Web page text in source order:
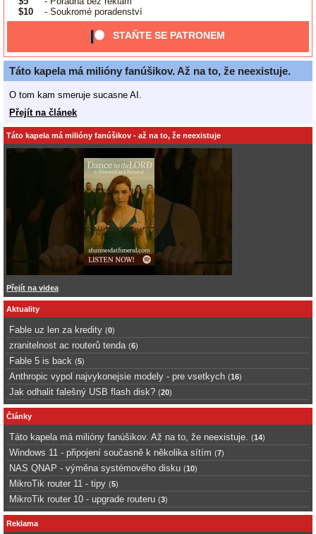
$10
- Soukromé poradenství
STAŇTE SE PATRONEM
Táto kapela má milióny fanúšikov. Až na to, že neexistuje.
O tom kam smeruje sucasne AI.
Přejít na článek
Táto kapela má milióny fanúšikov - až na to, že neexistuje
Přejít na videa
Aktuality
Fable uz len za kredity (0)
zranitelnost ac routerů tenda (6)
Fable 5 is back (5)
Anthropic vypol najvykonejsie modely - pre vsetkych (16)
Jak odhalit falešný USB flash disk? (20)
Články
Táto kapela má milióny fanúšikov. Až na to, že neexistuje. (14)
Windows 11 - připojení současně k několika sítím (7)
NAS QNAP - výměna systémového disku (10)
MikroTik router 11 - tipy (5)
MikroTik router 10 - upgrade routeru (3)
Reklama